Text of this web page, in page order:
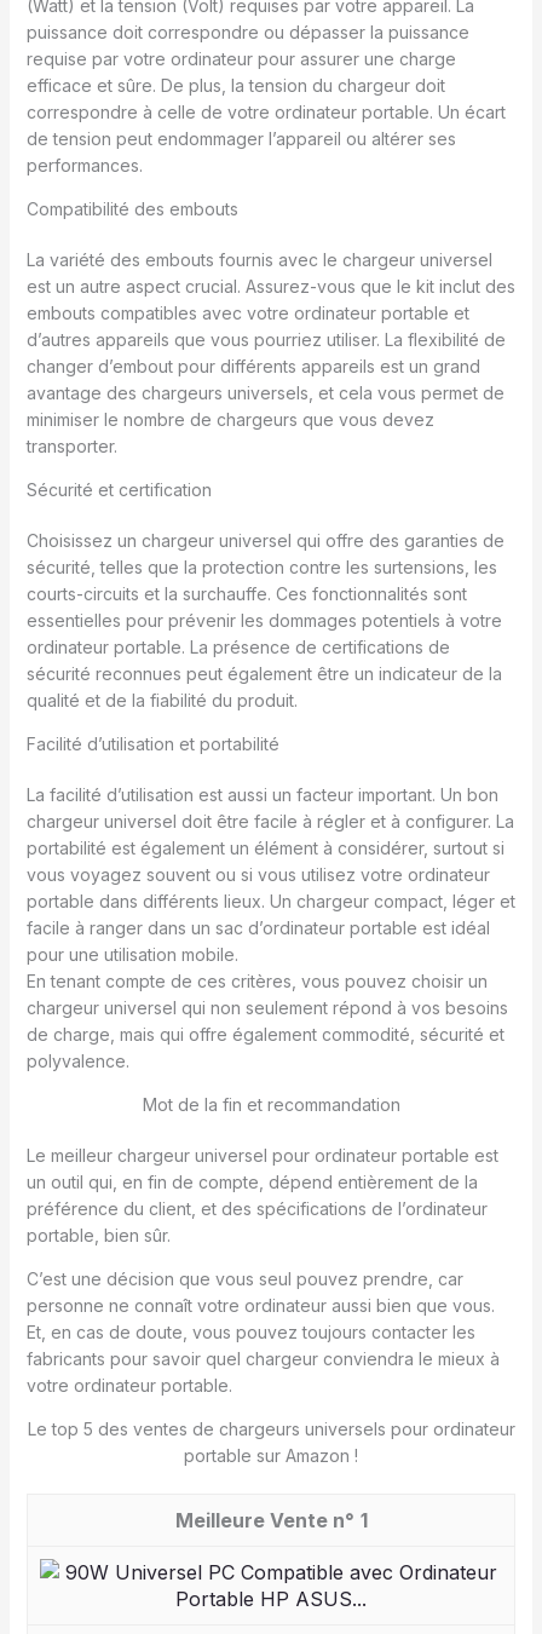
(Watt) et la tension (Volt) requises par votre appareil. La
puissance doit correspondre ou dépasser la puissance
requise par votre ordinateur pour assurer une charge
efficace et sûre. De plus, la tension du chargeur doit
correspondre à celle de votre ordinateur portable. Un écart
de tension peut endommager l’appareil ou altérer ses
performances.
Compatibilité des embouts
La variété des embouts fournis avec le chargeur universel
est un autre aspect crucial. Assurez-vous que le kit inclut des
embouts compatibles avec votre ordinateur portable et
d’autres appareils que vous pourriez utiliser. La flexibilité de
changer d’embout pour différents appareils est un grand
avantage des chargeurs universels, et cela vous permet de
minimiser le nombre de chargeurs que vous devez
transporter.
Sécurité et certification
Choisissez un chargeur universel qui offre des garanties de
sécurité, telles que la protection contre les surtensions, les
courts-circuits et la surchauffe. Ces fonctionnalités sont
essentielles pour prévenir les dommages potentiels à votre
ordinateur portable. La présence de certifications de
sécurité reconnues peut également être un indicateur de la
qualité et de la fiabilité du produit.
Facilité d’utilisation et portabilité
La facilité d’utilisation est aussi un facteur important. Un bon
chargeur universel doit être facile à régler et à configurer. La
portabilité est également un élément à considérer, surtout si
vous voyagez souvent ou si vous utilisez votre ordinateur
portable dans différents lieux. Un chargeur compact, léger et
facile à ranger dans un sac d’ordinateur portable est idéal
pour une utilisation mobile.
En tenant compte de ces critères, vous pouvez choisir un
chargeur universel qui non seulement répond à vos besoins
de charge, mais qui offre également commodité, sécurité et
polyvalence.
Mot de la fin et recommandation
Le meilleur chargeur universel pour ordinateur portable est
un outil qui, en fin de compte, dépend entièrement de la
préférence du client, et des spécifications de l’ordinateur
portable, bien sûr.
C’est une décision que vous seul pouvez prendre, car
personne ne connaît votre ordinateur aussi bien que vous.
Et, en cas de doute, vous pouvez toujours contacter les
fabricants pour savoir quel chargeur conviendra le mieux à
votre ordinateur portable.
Le top 5 des ventes de chargeurs universels pour ordinateur
portable sur Amazon !
1